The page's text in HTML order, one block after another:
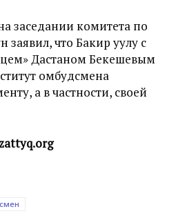
заседании комитета по
заявил, что Бакир уулу с
Дастаном Бекешевым
омбудсмена
а в частности, своей